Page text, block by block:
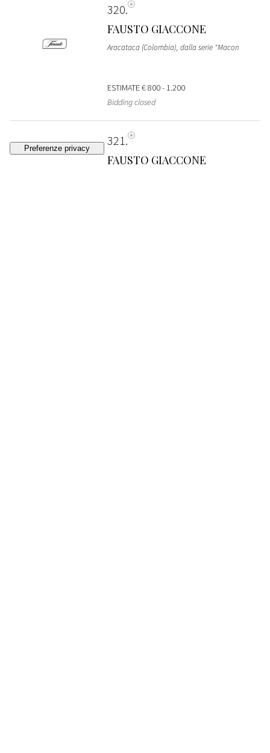
320
FAUSTO GIACCONE
Aracataca (Colombia), dalla serie "Macon
ESTIMATE€ 800 - 1.200
Bidding closed
321
FAUSTO GIACCONE